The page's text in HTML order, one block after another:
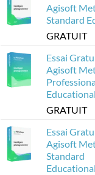
Agisoft
Standard
GRATUIT
Essai
Agisoft
GRATUIT
Essai
Agisoft
Standard